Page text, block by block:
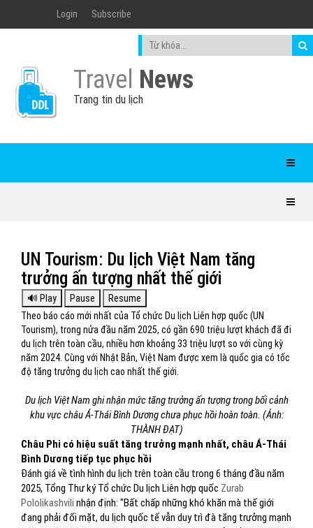
Login Subscribe
Travel News
Trang tin du lịch
UN Tourism: Du lịch Việt Nam tăng
trưởng ấn tượng nhất thế giới
Theo báo cáo mới nhất của Tổ chức Du lịch Liên hợp quốc (UN
Tourism), trong nửa đầu năm 2025, có gần 690 triệu lượt khách đã đi
du lịch trên toàn cầu, nhiều hơn khoảng 33 triệu lượt so với cùng kỳ
năm 2024. Cùng với Nhật Bản, Việt Nam được xem là quốc gia có tốc
độ tăng trưởng du lịch cao nhất thế giới.
Du lịch Việt Nam ghi nhận mức tăng trưởng ấn tượng trong bối cảnh
khu vực châu Á-Thái Bình Dương chưa phục hồi hoàn toàn. (Ảnh:
THÀNH ĐẠT)
Châu Phi có hiệu suất tăng trưởng mạnh nhất, châu Á-Thái
Bình Dương tiếp tục phục hồi
Đánh giá về tình hình du lịch trên toàn cầu trong 6 tháng đầu năm
2025, Tổng Thư ký Tổ chức Du lịch Liên hợp quốc Zurab
Pololikashvili nhận định: "Bất chấp những khó khăn mà thế giới
đang phải đối mặt, du lịch quốc tế vẫn duy trì đà tăng trưởng mạnh